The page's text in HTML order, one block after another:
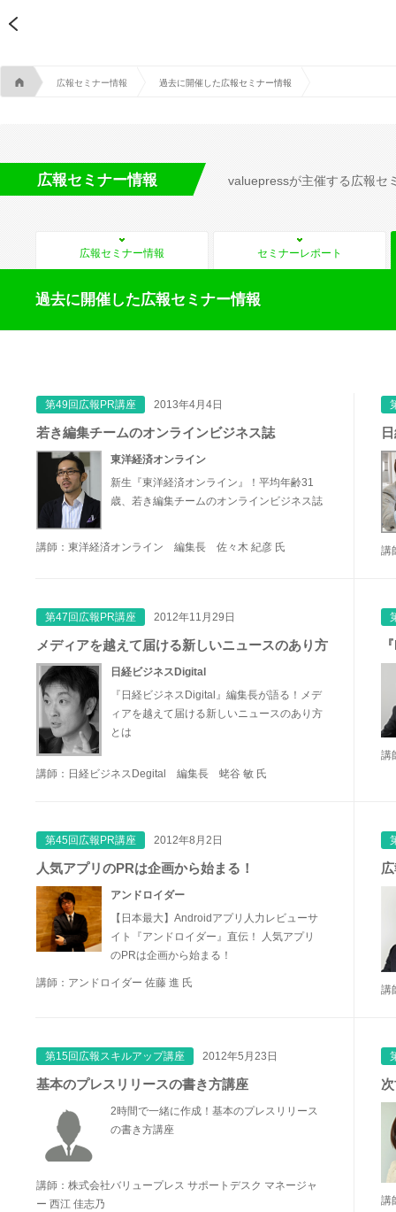
A 広報セミナー情報 過去に開催した広報セミナー情報
広報セミナー情報 valuepressが主催する広報セ
広報セミナー情報 セミナーレポート
過去に開催した広報セミナー情報
第49回広報PR講座 2013年4月4日
若き編集チームのオンラインビジネス誌
東洋経済オンライン
新生『東洋経済オンライン』！平均年齢31
歳、若き編集チームのオンラインビジネス誌
講師：東洋経済オンライン 編集長 佐々木 紀彦 氏 講
第47回広報PR講座 2012年11月29日
メディアを越えて届ける新しいニュースのあり方
日経ビジネスDigital
『日経ビジネスDigital』編集長が語る！メデ
ィアを越えて届ける新しいニュースのあり方
とは
講師：日経ビジネスDegital 編集長 蛯谷 敏 氏
講
第45回広報PR講座 2012年8月2日
人気アプリのPRは企画から始まる！
アンドロイダー
【日本最大】Androidアプリ人力レビューサ
イト『アンドロイダー』直伝！ 人気アプリ
のPRは企画から始まる！
講師：アンドロイダー 佐藤 進 氏
講
第15回広報スキルアップ講座 2012年5月23日
基本のプレスリリースの書き方講座
2時間で一緒に作成！基本のプレスリリース
の書き方講座
講師：株式会社バリュープレス サポートデスク マネージャ
ー 西江 佳志乃
講